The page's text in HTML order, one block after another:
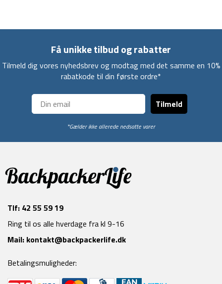
Få unikke tilbud og rabatter
Tilmeld dig vores nyhedsbrev og modtag med det samme en 10%
rabatkode til din første ordre*
Tilmeld
*Gælder ikke allerede nedsatte varer
Tlf: 42 55 59 19
Ring til os alle hverdage fra kl 9-16
Mail: kontakt@backpackerlife.dk
Betalingsmuligheder: